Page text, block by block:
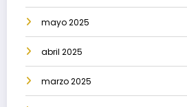
mayo 2025
abril 2025
marzo 2025